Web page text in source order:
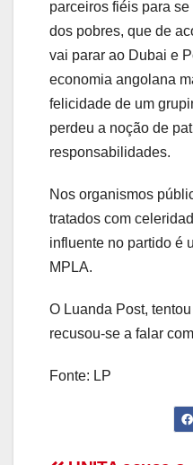
parceiros fiéis para
dos pobres, que de
vai parar ao Dubai e
economia angolana
felicidade de um
perdeu a noção de
responsabilidades.
Nos organismos
tratados com
influente no partido é
MPLA.
O Luanda Post,
recusou-se a falar
Fonte: LP